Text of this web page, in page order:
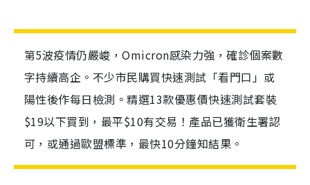
第5波疫情仍嚴峻，Omicron感染力強，確診個案數
字持續高企。不少市民購買快速測試「看門口」或
陽性後作每日檢測。精選13款優惠價快速測試套裝
$19以下買到，最平$10有交易！產品已獲衛生署認
可，或通過歐盟標準，最快10分鐘知結果。